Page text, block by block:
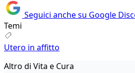
Seguici anche su Google
Temi
Utero in affitto
Altro di Vita e Cura